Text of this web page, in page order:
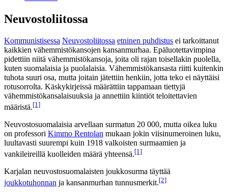
Neuvostoliitossa
Kommunistisessa Neuvostoliitossa etninen puhdistus ei tarkoittanut
kaikkien vähemmistökansojen kansanmurhaa. Epäluotettavimpina
pidettiin niitä vähemmistökansoja, joita oli rajan toisellakin puolella,
kuten suomalaisia ja puolalaisia. Vähemmistökansasta riitti kuitenkin
tuhota suuri osa, mutta joitain jätettiin henkiin, jotta teko ei näyttäisi
rotusorrolta. Käskykirjeissä määrättiin tappamaan tiettyjä
vähemmistökansalaisuuksia ja annettiin kiintiöt teloitettavien
määristä.[1]
Neuvostosuomalaisia arvellaan surmatun 20 000, mutta oikea luku
on professori Kimmo Rentolan mukaan jokin viisinumeroinen luku,
luultavasti suurempi kuin 1918 valkoisten surmaamien ja
vankileireillä kuolleiden määrä yhteensä.[1]
Karjalan neuvostosuomalaisten joukkosurma täyttää
joukkotuhonnan ja kansanmurhan tunnusmerkit.[2]